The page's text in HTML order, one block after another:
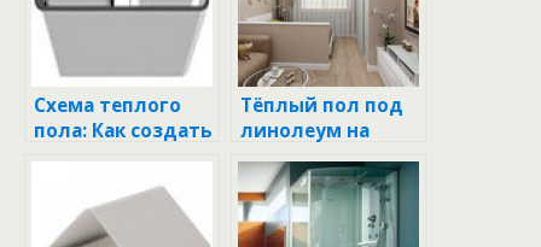
Схема теплого
пола: Как создать
комфорт и уют в
вашем доме
Тёплый пол под
линолеум на
деревянном
основании: уют и
комфорт в вашем
доме